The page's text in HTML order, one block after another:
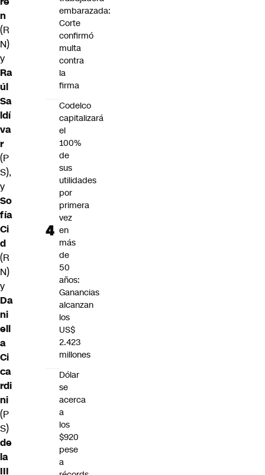
n
(R
N)
y
Ra
úl
Sa
ldí
va
r
(P
S),
y
So
fía
Ci
d
(R
N)
y
Da
ni
ell
a
Ci
ca
rdi
ni
(P
S)
de
la
III
embarazada:
Corte
confirmó
multa
contra
la
firma
Codelco
capitalizará
el
100%
de
sus
utilidades
por
primera
vez
en
más
de
50
años:
Ganancias
alcanzan
los
US$
2.423
millones
Dólar
se
acerca
a
los
$920
pese
a